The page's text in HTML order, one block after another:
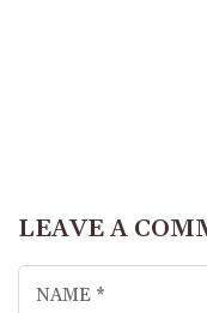
LEAVE A